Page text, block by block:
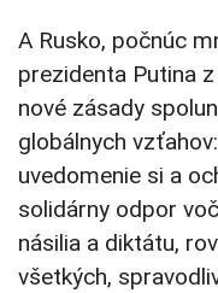
A Rusko, počnúc
prezidenta Putina
nové zásady
globálnych
uvedomenie si a
solidárny odpor
násilia a diktátu,
všetkých,